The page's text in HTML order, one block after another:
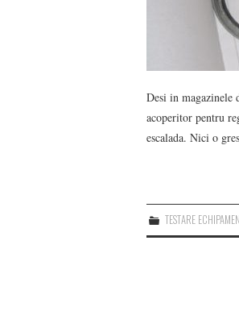
Desi in magazinele
acoperitor pentru
escalada. Nici o
TESTARE